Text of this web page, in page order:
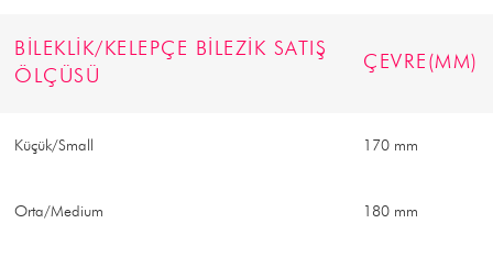
BİLEKLİK/KELEPÇE BİLEZİK SATIŞ
ÖLÇÜSÜ
ÇEVRE(MM)
Küçük/Small 170 mm
Orta/Medium 180 mm